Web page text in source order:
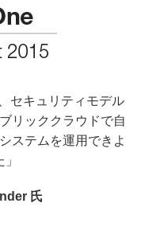
セキュリティモデル
リッククラウドで自
ステムを運用できよ
氏